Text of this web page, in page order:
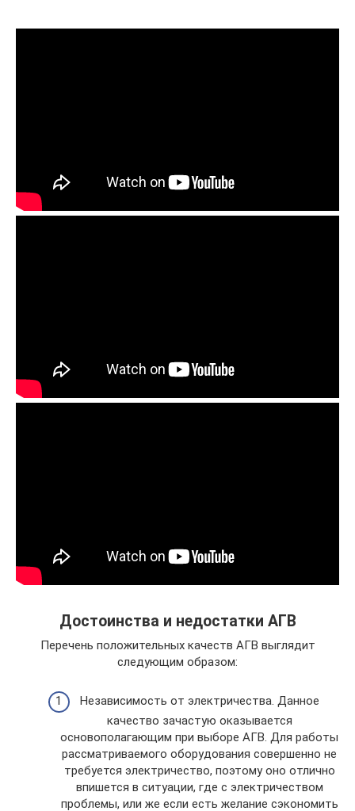
Достоинства и недостатки АГВ
Перечень положительных качеств АГВ выглядит
следующим образом:
Независимость от электричества. Данное
качество зачастую оказывается
основополагающим при выборе АГВ. Для работы
рассматриваемого оборудования совершенно не
требуется электричество, поэтому оно отлично
впишется в ситуации, где с электричеством
проблемы, или же если есть желание сэкономить